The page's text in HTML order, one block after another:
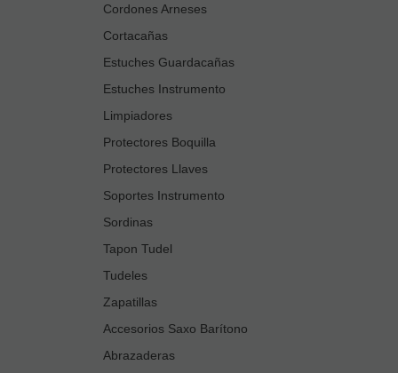
Cordones Arneses
Cortacañas
Estuches Guardacañas
Estuches Instrumento
Limpiadores
Protectores Boquilla
Protectores Llaves
Soportes Instrumento
Sordinas
Tapon Tudel
Tudeles
Zapatillas
Accesorios Saxo Barítono
Abrazaderas